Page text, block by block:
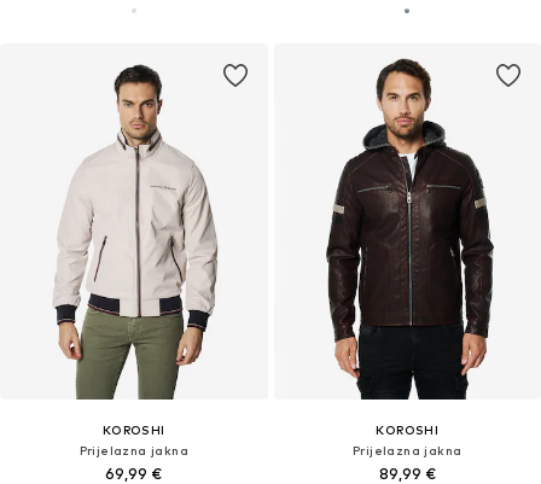
KOROSHI
Prijelazna jakna
69,99 €
KOROSHI
Prijelazna jakna
89,99 €